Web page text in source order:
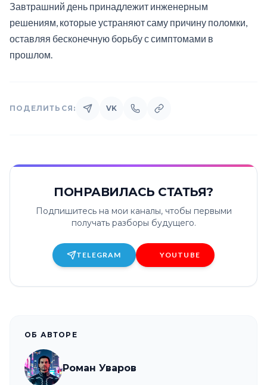
Завтрашний день принадлежит инженерным
решениям, которые устраняют саму причину поломки,
оставляя бесконечную борьбу с симптомами в
прошлом.
ПОДЕЛИТЬСЯ: VK
ПОНРАВИЛАСЬ СТАТЬЯ?
Подпишитесь на мои каналы, чтобы первыми
получать разборы будущего.
TELEGRAM YOUTUBE
ОБ АВТОРЕ
Роман Уваров